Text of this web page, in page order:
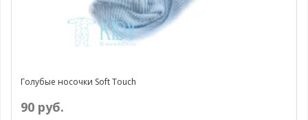
Голубые носочки Soft Touch
90 руб.